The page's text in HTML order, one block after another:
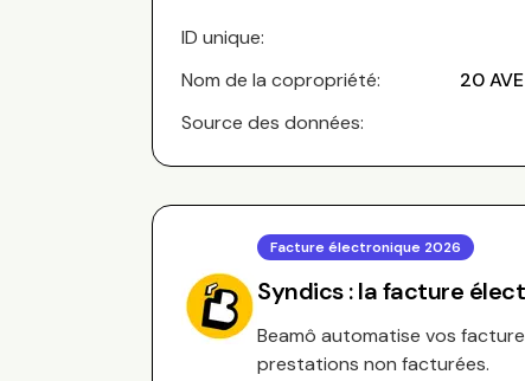
ID unique:
Nom de la copropriété:
20
Source des données:
Facture électronique 2026
Syndics : la facture
Beamô automatise vos
prestations non facturées.